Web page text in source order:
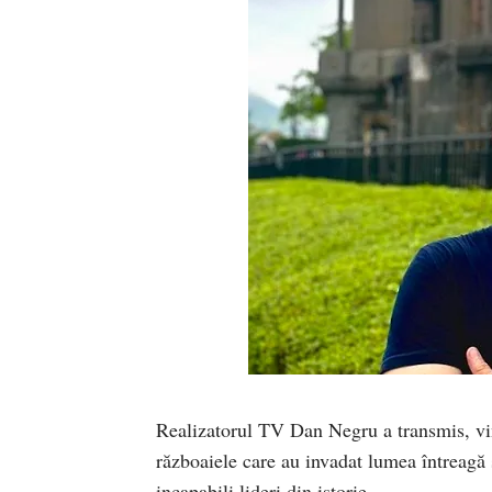
Realizatorul TV Dan Negru a transmis,
războaiele care au invadat lumea